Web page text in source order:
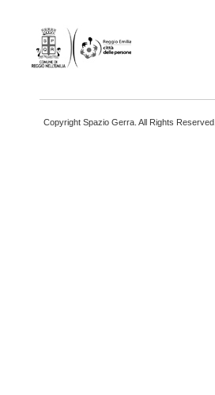
Copyright Spazio Gerra. All Rights Reserved.